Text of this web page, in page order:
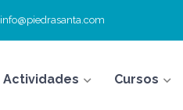
info@piedrasanta.com
Actividades Cursos